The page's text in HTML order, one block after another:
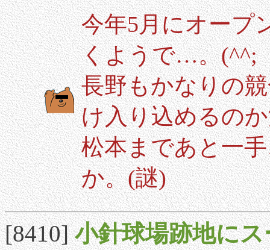
今年5月にオープ
くようで…。(^^;
長野もかなりの
け入り込めるの
松本まであと一
か。(謎)
[8410]小針球場跡地に